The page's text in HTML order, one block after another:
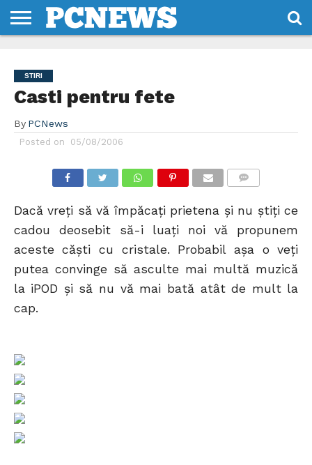
NOI
SI
CONDITII
STIRI
Casti pentru fete
By PCNews
Posted on 05/08/2006
Dacă vreţi să vă împăcaţi prietena şi nu ştiţi ce
cadou deosebit să-i luaţi noi vă propunem
aceste căşti cu cristale. Probabil aşa o veţi
putea convinge să asculte mai multă muzică
la iPOD şi să nu vă mai bată atât de mult la
cap.